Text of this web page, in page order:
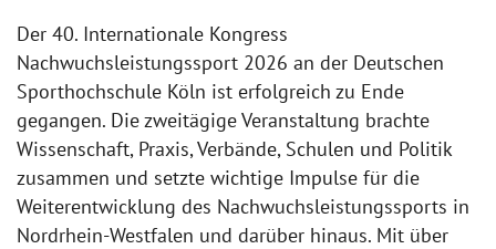
Der 40. Internationale Kongress
Nachwuchsleistungssport 2026 an der Deutschen
Sporthochschule Köln ist erfolgreich zu Ende
gegangen. Die zweitägige Veranstaltung brachte
Wissenschaft, Praxis, Verbände, Schulen und Politik
zusammen und setzte wichtige Impulse für die
Weiterentwicklung des Nachwuchsleistungssports in
Nordrhein-Westfalen und darüber hinaus. Mit über